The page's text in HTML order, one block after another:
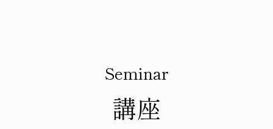
Seminar
講座